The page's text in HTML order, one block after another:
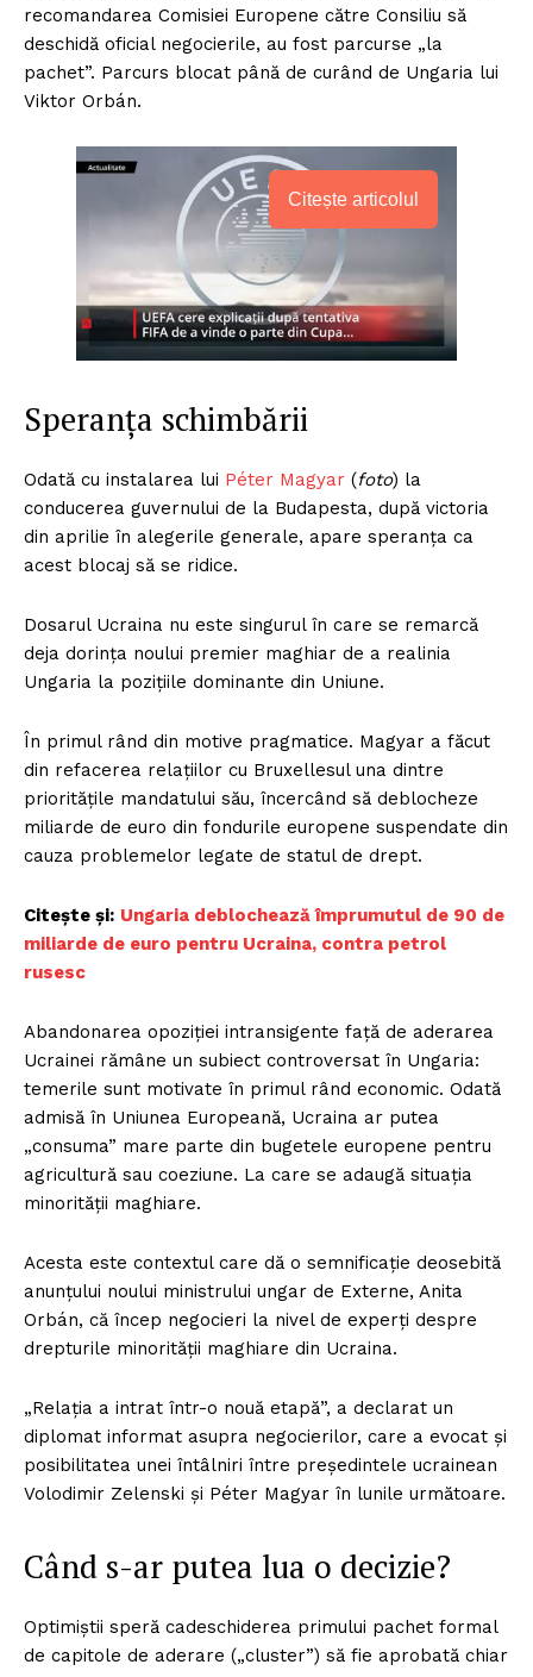
recomandarea Comisiei Europene către Consiliu să
deschidă oficial negocierile, au fost parcurse „la
pachet”. Parcurs blocat până de curând de Ungaria lui
Viktor Orbán.
Citește articolul
Speranța schimbării
Odată cu instalarea lui Péter Magyar (foto) la
conducerea guvernului de la Budapesta, după victoria
din aprilie în alegerile generale, apare speranța ca
acest blocaj să se ridice.
Dosarul Ucraina nu este singurul în care se remarcă
deja dorința noului premier maghiar de a realinia
Ungaria la pozițiile dominante din Uniune.
În primul rând din motive pragmatice. Magyar a făcut
din refacerea relațiilor cu Bruxellesul una dintre
prioritățile mandatului său, încercând să deblocheze
miliarde de euro din fondurile europene suspendate din
cauza problemelor legate de statul de drept.
Citește și: Ungaria deblochează împrumutul de 90 de
miliarde de euro pentru Ucraina, contra petrol
rusesc
Abandonarea opoziției intransigente față de aderarea
Ucrainei rămâne un subiect controversat în Ungaria:
temerile sunt motivate în primul rând economic. Odată
admisă în Uniunea Europeană, Ucraina ar putea
„consuma” mare parte din bugetele europene pentru
agricultură sau coeziune. La care se adaugă situația
minorității maghiare.
Acesta este contextul care dă o semnificație deosebită
anunțului noului ministrului ungar de Externe, Anita
Orbán, că încep negocieri la nivel de experți despre
drepturile minorității maghiare din Ucraina.
„Relația a intrat într-o nouă etapă”, a declarat un
diplomat informat asupra negocierilor, care a evocat și
posibilitatea unei întâlniri între președintele ucrainean
Volodimir Zelenski și Péter Magyar în lunile următoare.
Când s-ar putea lua o decizie?
Optimiștii speră cadeschiderea primului pachet formal
de capitole de aderare („cluster”) să fie aprobată chiar